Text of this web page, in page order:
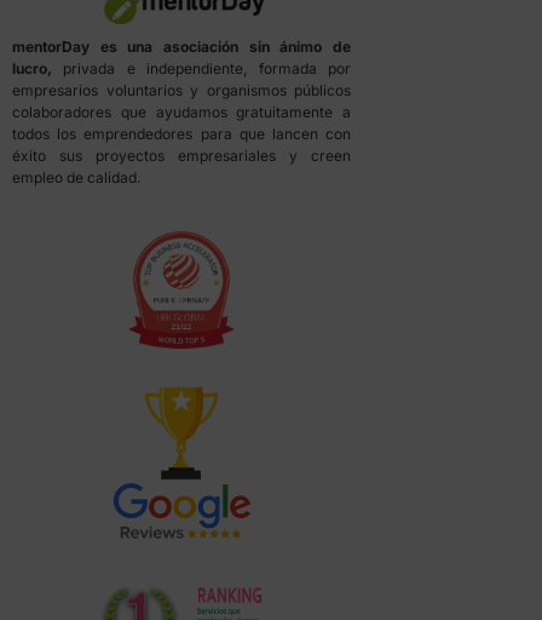
mentorDay es una asociación sin ánimo de
lucro, privada e independiente, formada por
empresarios voluntarios y organismos públicos
colaboradores que ayudamos gratuitamente a
todos los emprendedores para que lancen con
éxito sus proyectos empresariales y creen
empleo de calidad.